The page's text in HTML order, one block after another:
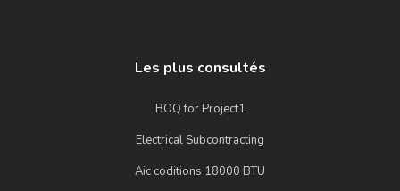
Les plus consultés
BOQ for Project1
Electrical Subcontracting
Aic coditions 18000 BTU